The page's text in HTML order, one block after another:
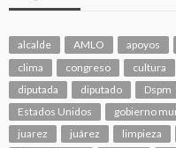
alcalde AMLO apoyos
clima
congreso cultura
diputada
diputado Dspm
Estados Unidos
gobierno
juarez
juárez limpieza